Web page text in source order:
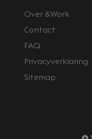
Over &Work
Contact
FAQ
Privacyverklaring
Sitemap